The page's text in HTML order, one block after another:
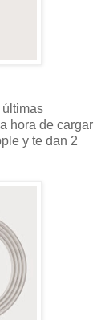
últimas
hora de cargar
y te dan 2